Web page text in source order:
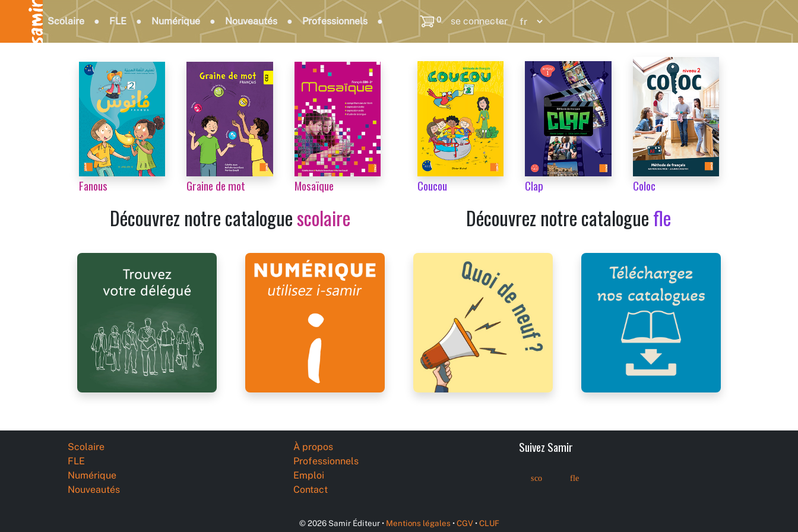
Scolaire FLE Numérique Nouveautés Professionnels 0 se connecter
Fanous Graine de mot Mosaïque
Découvrez notre cataloguescolaire
Coucou Clap Coloc
Découvrez notre cataloguefle
Scolaire
FLE
Numérique
Nouveautés
À propos
Professionnels
Emploi
Contact
Suivez Samir
sco fle
© 2026 Samir Éditeur • Mentions légales •CGV•CLUF